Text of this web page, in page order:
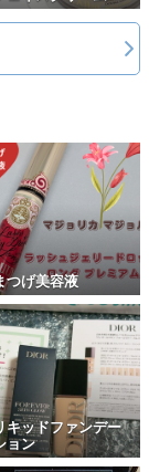
つげ美容液
キッドファンデー
ョン